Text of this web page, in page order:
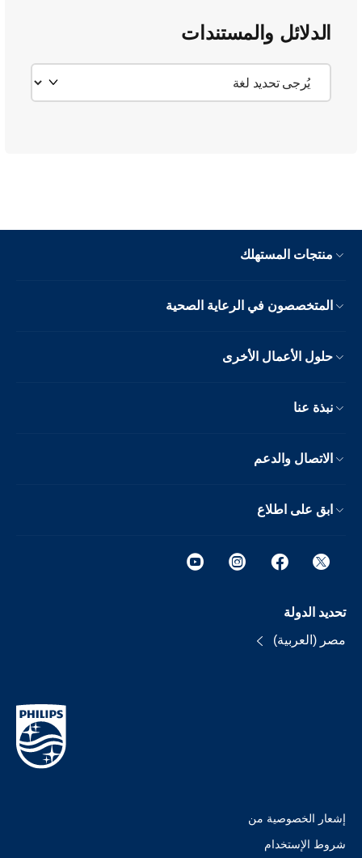
الدلائل والمستندات
منتجات المستهلك
المتخصصون في الرعاية الصحية
حلول الأعمال الأخرى
نبذة عنا
الاتصال والدعم
ابق على اطلاع
تحديد الدولة
مصر (العربية)
إشعار الخصوصية من
شروط الإستخدام